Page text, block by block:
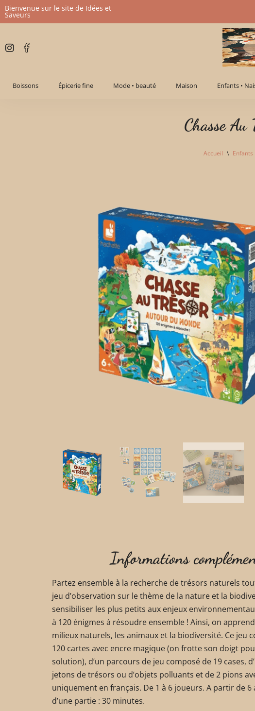
Aller
contenu
Bienvenue sur le site de Idées et
Saveurs
Boissons Épicerie fine Mode • beauté Maison Enfants •
Chasse
Accueil \ Enfants
Informations
Partez ensemble à la recherche de trésors naturels
jeu d’observation sur le thème de la nature et la
sensibiliser les plus petits aux enjeux
à 120 énigmes à résoudre ensemble ! Ainsi, on
milieux naturels, les animaux et la biodiversité. Ce jeu
120 cartes avec encre magique (on frotte son doigt
solution), d’un parcours de jeu composé de 19 cases,
jetons de trésors ou d’objets polluants et de 2 pions
uniquement en français. De 1 à 6 joueurs. A partir de
d’une partie : 30 minutes.